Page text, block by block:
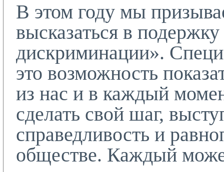
В этом году мы
высказаться в
дискриминации».
это возможность
из нас и в каждый
сделать свой шаг,
справедливость и
обществе. Каждый